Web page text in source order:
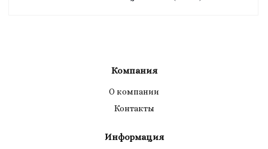
Компания
О компании
Контакты
Информация